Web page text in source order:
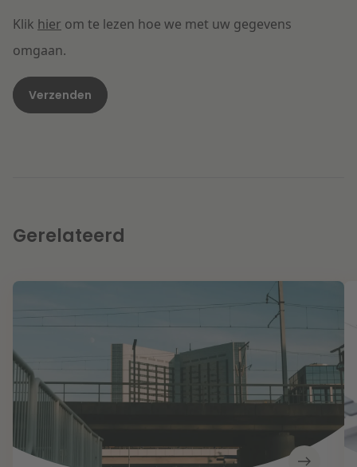
Klik hier om te lezen hoe we met uw gegevens
omgaan.
Gerelateerd